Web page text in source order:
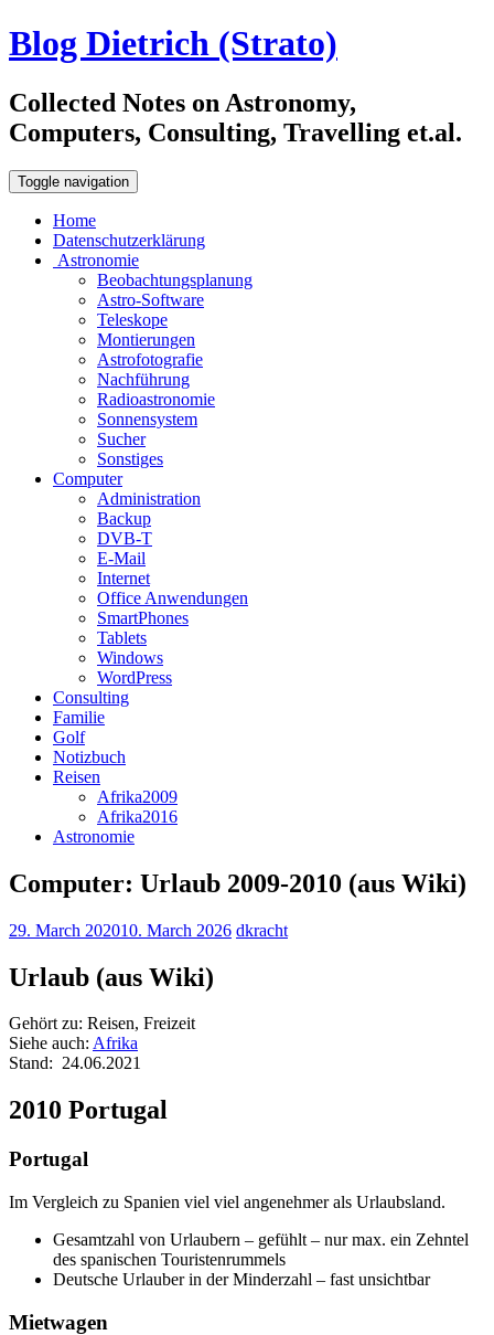
Blog Dietrich (Strato)
Collected Notes on Astronomy,
Computers, Consulting, Travelling et.al.
Toggle navigation
Home
Datenschutzerklärung
Astronomie
Beobachtungsplanung
Astro-Software
Teleskope
Montierungen
Astrofotografie
Nachführung
Radioastronomie
Sonnensystem
Sucher
Sonstiges
Computer
Administration
Backup
DVB-T
E-Mail
Internet
Office Anwendungen
SmartPhones
Tablets
Windows
WordPress
Consulting
Familie
Golf
Notizbuch
Reisen
Afrika2009
Afrika2016
Astronomie
Computer: Urlaub 2009-2010 (aus Wiki)
29. March 202010. March 2026 dkracht
Urlaub (aus Wiki)
Gehört zu: Reisen, Freizeit
Siehe auch: Afrika
Stand: 24.06.2021
2010 Portugal
Portugal
Im Vergleich zu Spanien viel viel angenehmer als Urlaubsland.
Gesamtzahl von Urlaubern – gefühlt – nur max. ein Zehntel
des spanischen Touristenrummels
Deutsche Urlauber in der Minderzahl – fast unsichtbar
Mietwagen